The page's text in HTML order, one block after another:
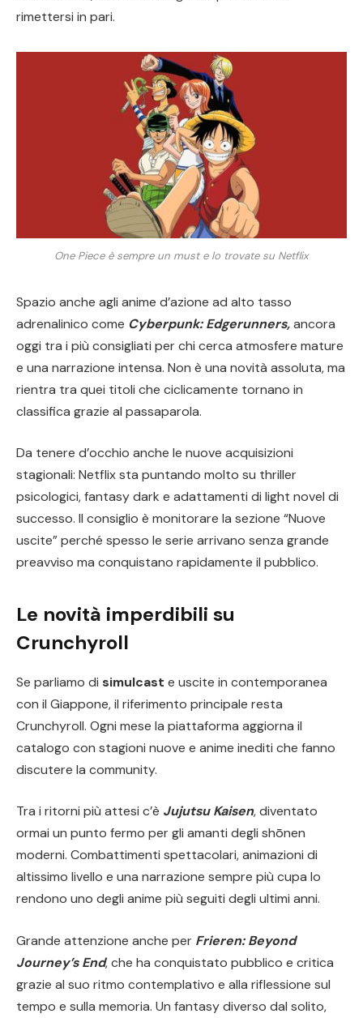
rimettersi in pari.
One Piece è sempre un must e lo trovate su Netflix
Spazio anche agli anime d’azione ad alto tasso
adrenalinico come Cyberpunk: Edgerunners,ancora
oggi tra i più consigliati per chi cerca atmosfere mature
e una narrazione intensa. Non è una novità assoluta, ma
rientra tra quei titoli che ciclicamente tornano in
classifica grazie al passaparola.
Da tenere d’occhio anche le nuove acquisizioni
stagionali: Netflix sta puntando molto su thriller
psicologici, fantasy dark e adattamenti di light novel di
successo. Il consiglio è monitorare la sezione “Nuove
uscite” perché spesso le serie arrivano senza grande
preavviso ma conquistano rapidamente il pubblico.
Le novità imperdibili su
Crunchyroll
Se parliamo di simulcast e uscite in contemporanea
con il Giappone, il riferimento principale resta
Crunchyroll. Ogni mese la piattaforma aggiorna il
catalogo con stagioni nuove e anime inediti che fanno
discutere la community.
Tra i ritorni più attesi c’è Jujutsu Kaisen, diventato
ormai un punto fermo per gli amanti degli shōnen
moderni. Combattimenti spettacolari, animazioni di
altissimo livello e una narrazione sempre più cupa lo
rendono uno degli anime più seguiti degli ultimi anni.
Grande attenzione anche per Frieren: Beyond
Journey’s End, che ha conquistato pubblico e critica
grazie al suo ritmo contemplativo e alla riflessione sul
tempo e sulla memoria. Un fantasy diverso dal solito,